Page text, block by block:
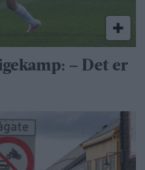
– Det er